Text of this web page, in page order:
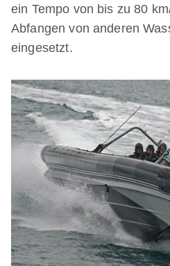
ein Tempo von bis zu 80
Abfangen von anderen
eingesetzt.